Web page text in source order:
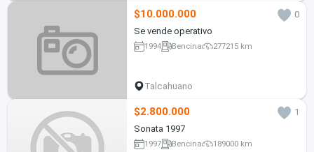
$10.000.000
0
Se vende operativo
1994 Bencina 277215 km
Talcahuano
$2.800.000
1
Sonata 1997
1997 Bencina 189000 km